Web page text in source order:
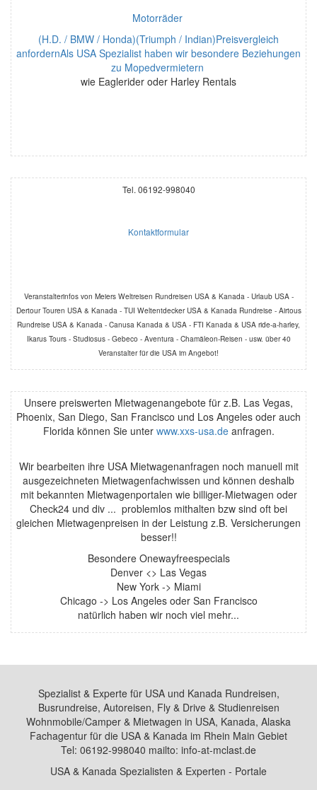
Motorräder
(H.D. / BMW / Honda)(Triumph / Indian)Preisvergleich
anfordernAls USA Spezialist haben wir besondere Beziehungen
zu Mopedvermietern
wie Eaglerider oder Harley Rentals
Tel. 06192-998040
Kontaktformular
Veranstalterinfos von Meiers Weltreisen Rundreisen USA & Kanada - Urlaub USA -
Dertour Touren USA & Kanada - TUI Weltentdecker USA & Kanada Rundreise - Airtous
Rundreise USA & Kanada - Canusa Kanada & USA - FTI Kanada & USA ride-a-harley,
Ikarus Tours - Studiosus - Gebeco - Aventura - Chamäleon-Reisen - usw. über 40
Veranstalter für die USA im Angebot!
Unsere preiswerten Mietwagenangebote für z.B. Las Vegas,
Phoenix, San Diego, San Francisco und Los Angeles oder auch
Florida können Sie unter www.xxs-usa.deanfragen.
Wir bearbeiten ihre USA Mietwagenanfragen noch manuell mit
ausgezeichneten Mietwagenfachwissen und können deshalb
mit bekannten Mietwagenportalen wie billiger-Mietwagen oder
Check24 und div ... problemlos mithalten bzw sind oft bei
gleichen Mietwagenpreisen in der Leistung z.B. Versicherungen
besser!!
Besondere Onewayfreespecials
Denver <> Las Vegas
New York -> Miami
Chicago -> Los Angeles oder San Francisco
natürlich haben wir noch viel mehr...
Spezialist & Experte für USA und Kanada Rundreisen,
Busrundreise, Autoreisen, Fly & Drive & Studienreisen
Wohnmobile/Camper & Mietwagen in USA, Kanada, Alaska
Fachagentur für die USA & Kanada im Rhein Main Gebiet
Tel: 06192-998040 mailto: info-at-mclast.de
USA & Kanada Spezialisten & Experten - Portale